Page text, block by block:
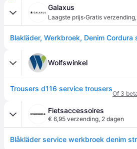
Galaxus
Laagste prijs·Gratis verzending,
Wolfswinkel
Trousers d116 service trousers
Of 3
Fietsaccessoires
€ 6,95 verzending, 2 dagen